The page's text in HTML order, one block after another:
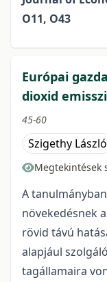
O11, O43
Európai
dioxid
45-60
Szigethy László
Megtekintések
A
növekedésnek
rövid távú
alapjául
tagállamaira